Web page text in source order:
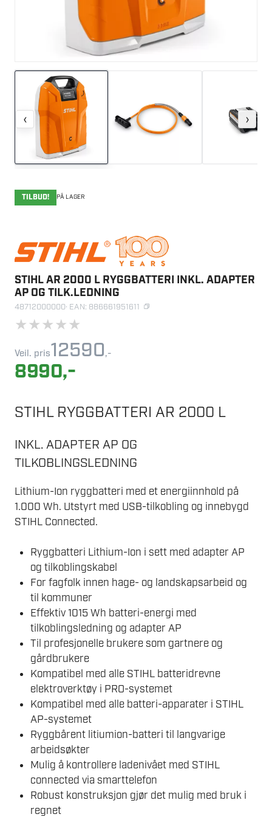
‹ ›
TILBUD! PÅ LAGER
STIHL AR 2000 L RYGGBATTERI INKL. ADAPTER
AP OG TILK.LEDNING
48712000000· EAN: 886661951611
★★★★★
Veil. pris12590,-
8990,-
STIHL RYGGBATTERI AR 2000 L
INKL. ADAPTER AP OG
TILKOBLINGSLEDNING
Lithium-Ion ryggbatteri med et energiinnhold på
1.000 Wh. Utstyrt med USB-tilkobling og innebygd
STIHL Connected.
Ryggbatteri Lithium-Ion i sett med adapter AP
og tilkoblingskabel
For fagfolk innen hage- og landskapsarbeid og
til kommuner
Effektiv 1015 Wh batteri-energi med
tilkoblingsledning og adapter AP
Til profesjonelle brukere som gartnere og
gårdbrukere
Kompatibel med alle STIHL batteridrevne
elektroverktøy i PRO-systemet
Kompatibel med alle batteri-apparater i STIHL
AP-systemet
Ryggbårent litiumion-batteri til langvarige
arbeidsøkter
Mulig å kontrollere ladenivået med STIHL
connected via smarttelefon
Robust konstruksjon gjør det mulig med bruk i
regnet